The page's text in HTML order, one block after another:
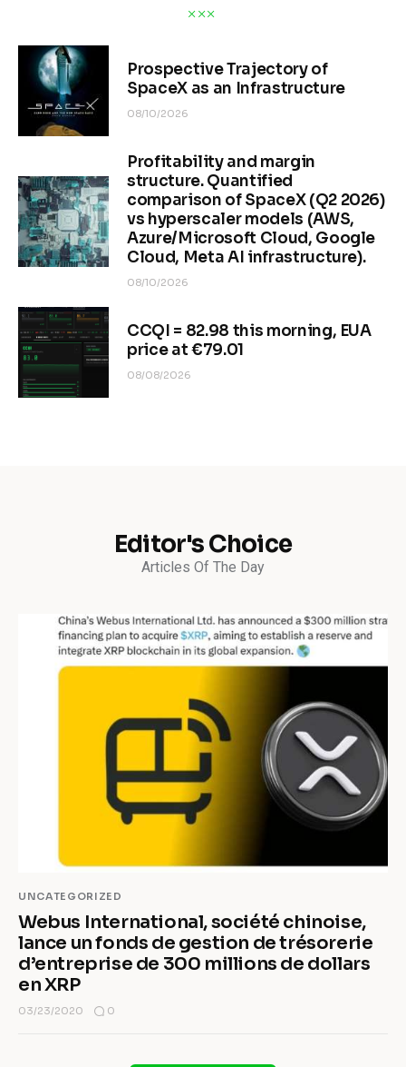
Prospective Trajectory of
SpaceX as an Infrastructure
08/10/2026
Profitability and margin
structure. Quantified
comparison of SpaceX (Q2 2026)
vs hyperscaler models (AWS,
Azure/Microsoft Cloud, Google
Cloud, Meta AI infrastructure).
08/10/2026
CCQI = 82.98 this morning, EUA
price at €79.01
08/08/2026
Editor's Choice
Articles Of The Day
UNCATEGORIZED
Webus International, société chinoise,
lance un fonds de gestion de trésorerie
d’entreprise de 300 millions de dollars
en XRP
03/23/2020 0